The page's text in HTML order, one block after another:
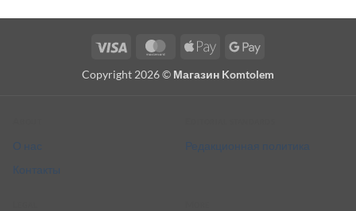
Visa MasterCardApple
Google
Copyright 2026 © Магазин Komtolem
О нас
Контакты
Редакционная политика